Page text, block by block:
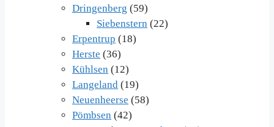
Dringenberg (59)
Siebenstern (22)
Erpentrup (18)
Herste (36)
Kühlsen (12)
Langeland (19)
Neuenheerse (58)
Pömbsen (42)